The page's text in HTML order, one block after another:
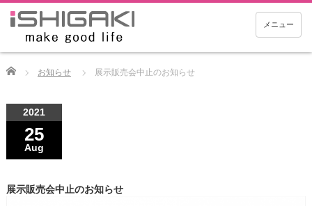
メニュー
Home お知らせ 展示販売会中止のお知らせ
2021
25
Aug
展示販売会中止のお知らせ